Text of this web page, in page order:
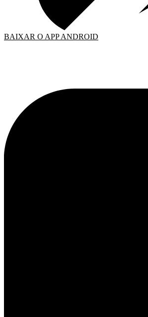
BAIXAR O APP ANDROID